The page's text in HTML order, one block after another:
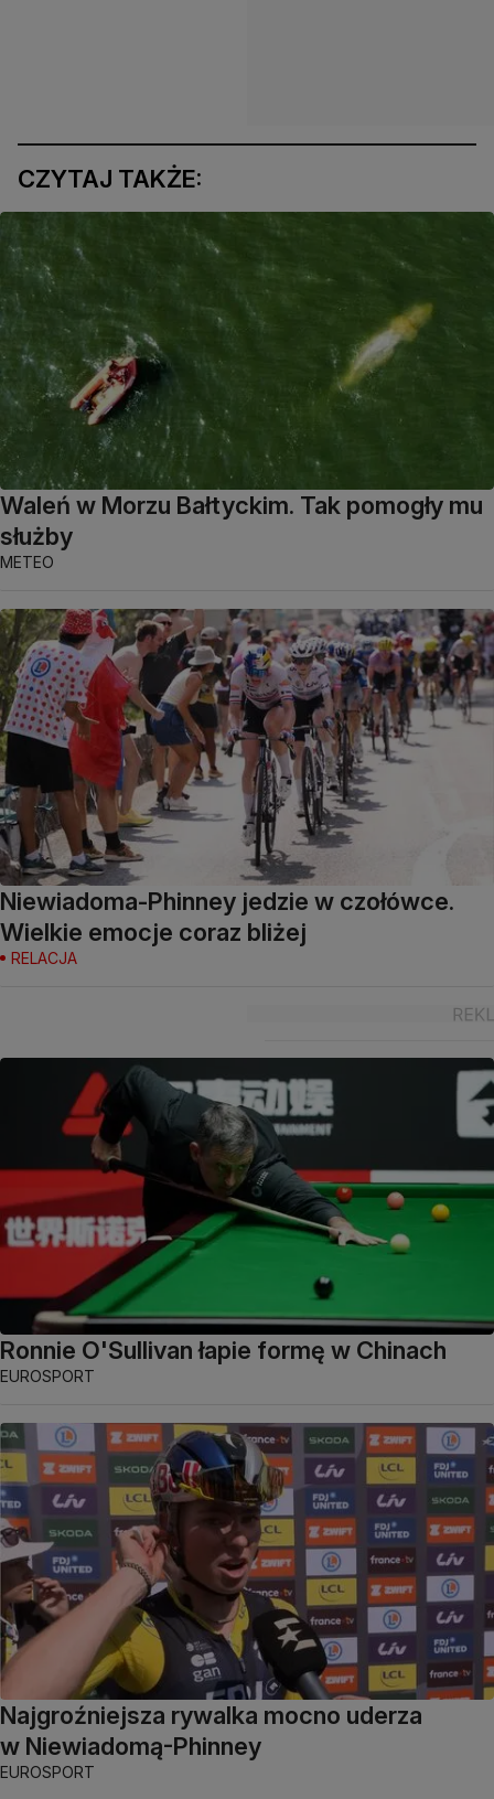
CZYTAJ TAKŻE:
Waleń w Morzu Bałtyckim. Tak pomogły mu
służby
METEO
Niewiadoma-Phinney jedzie w czołówce.
Wielkie emocje coraz bliżej
RELACJA
Ronnie O'Sullivan łapie formę w Chinach
EUROSPORT
Najgroźniejsza rywalka mocno uderza
w Niewiadomą-Phinney
EUROSPORT